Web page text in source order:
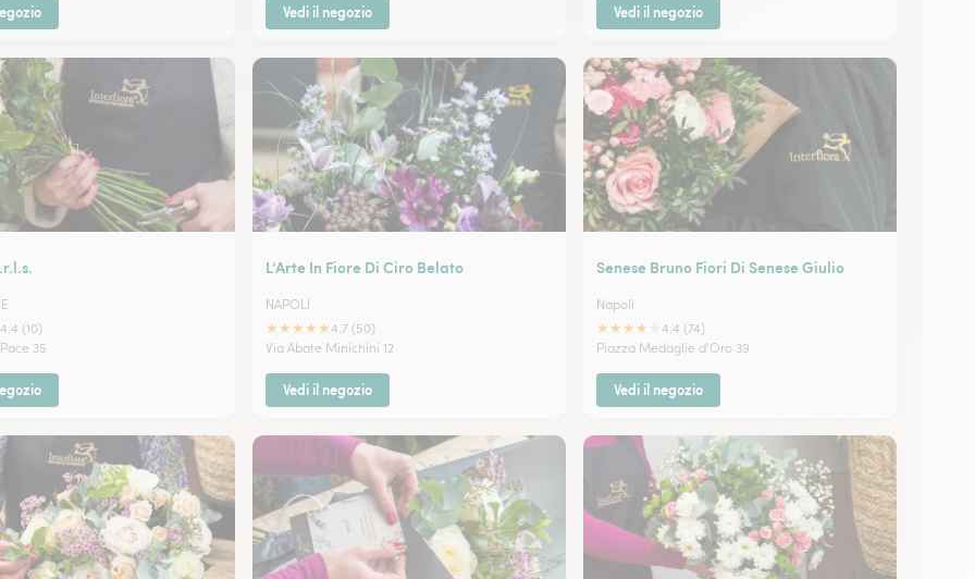
Vedi il negozio Vedi il negozio
4.4 (10)
35
L’Arte In Fiore Di Ciro Belato
NAPOLI
★★★★★4.7 (50)
Via Abate Minichini 12
Vedi il negozio
Senese Bruno Fiori Di Senese Giulio
Napoli
★★★★
4.4 (74)
Piazza Medaglie d'Oro 39
Vedi il negozio